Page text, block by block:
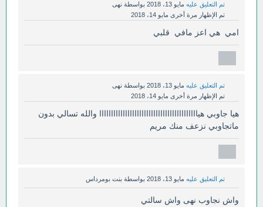
تم التعليق عليه مايو 13، 2018 بواسطة نهى
تم الإظهار مرة أخرى مايو 14، 2018
امي هي اعز مافي قلبي
تم التعليق عليه مايو 13، 2018 بواسطة نهى
تم الإظهار مرة أخرى مايو 14، 2018
هيا جاوبي هياااااااااااااااااااااااااااااااااااااااااا والله تسالي بدون
ماتجاوبي نزعف منك مريم
تم التعليق عليه مايو 13، 2018 بواسطة بنت بومرداس
واش نجاوب نهى واش سالتي